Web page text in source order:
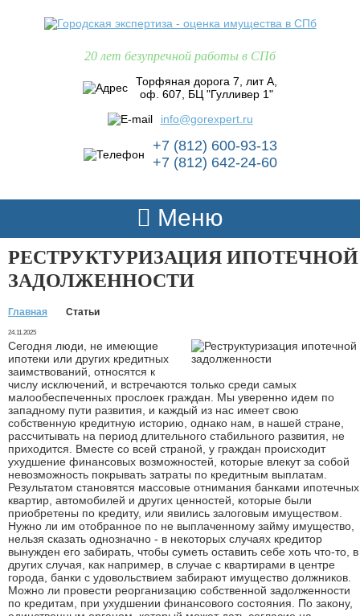
20 лет безупречной работы в СПб
Торфяная дорога 7, лит А,
оф. 607, БЦ "Гулливер 1"
info@gorexpert.ru
+7 (812) 600-93-13
+7 (812) 642-24-60
Меню
РЕСТРУКТУРИЗАЦИЯ ИПОТЕЧНОЙ
ЗАДОЛЖЕННОСТИ
Главная Статьи
24.11.2025
Сегодня люди, не имеющие
ипотеки или других кредитных
заимствований, относятся к
числу исключений, и встречаются только среди самых
малообеспеченных прослоек граждан. Мы уверенно идем по
западному пути развития, и каждый из нас имеет свою
собственную кредитную историю, однако нам, в нашей стране,
рассчитывать на период длительного стабильного развития, не
приходится. Вместе со всей страной, у граждан происходит
ухудшение финансовых возможностей, которые влекут за собой
невозможность покрывать затраты по кредитным выплатам.
Результатом становятся массовые отнимания банками ипотечных
квартир, автомобилей и других ценностей, которые были
приобретены по кредиту, или явились залоговым имуществом.
Нужно ли им отобранное по не выплаченному займу имущество,
нельзя сказать однозначно - в некоторых случаях кредитор
вынужден его забирать, чтобы суметь оставить себе хоть что-то, в
других случая, как например, в случае с квартирами в центре
города, банки с удовольствием забирают имущество должников.
Можно ли провести реорганизацию собственной задолженности
по кредитам, при ухудшении финансового состояния. По закону,